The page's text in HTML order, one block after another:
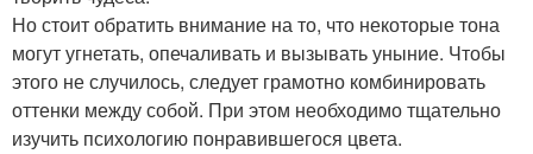
Но стоит обратить внимание на то, что некоторые тона
могут угнетать, опечаливать и вызывать уныние. Чтобы
этого не случилось, следует грамотно комбинировать
оттенки между собой. При этом необходимо тщательно
изучить психологию понравившегося цвета.